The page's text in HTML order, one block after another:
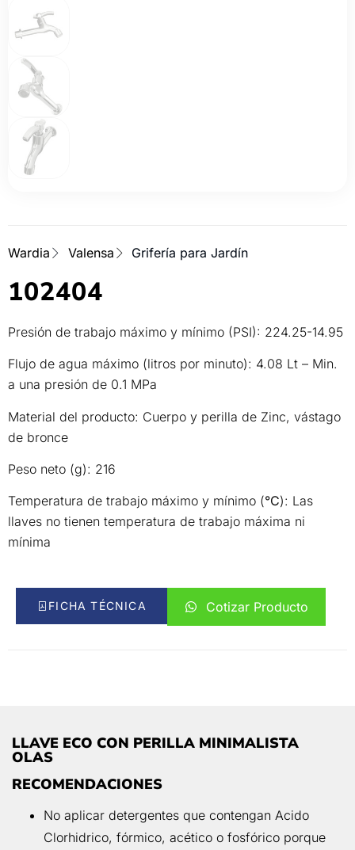
Wardia Valensa Grifería para Jardín
102404
Presión de trabajo máximo y mínimo (PSI): 224.25-14.95
Flujo de agua máximo (litros por minuto): 4.08 Lt – Min.
a una presión de 0.1 MPa
Material del producto: Cuerpo y perilla de Zinc, vástago
de bronce
Peso neto (g): 216
Temperatura de trabajo máximo y mínimo (°C): Las
llaves no tienen temperatura de trabajo máxima ni
mínima
FICHA TÉCNICA Cotizar Producto
LLAVE ECO CON PERILLA MINIMALISTA
OLAS
RECOMENDACIONES
No aplicar detergentes que contengan Acido
Clorhidrico, fórmico, acético o fosfórico porque